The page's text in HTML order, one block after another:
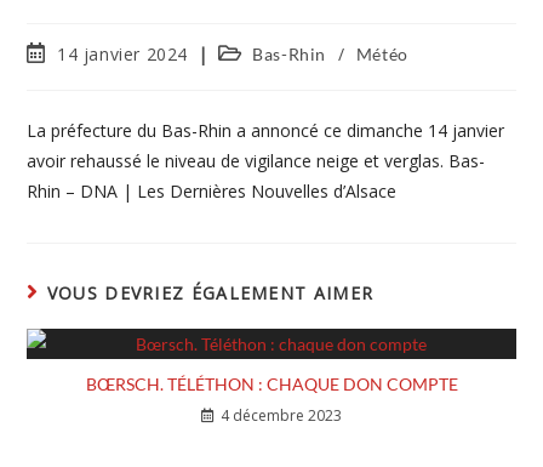
14 janvier 2024 Bas-Rhin / Météo
La préfecture du Bas-Rhin a annoncé ce dimanche 14 janvier
avoir rehaussé le niveau de vigilance neige et verglas. Bas-
Rhin – DNA | Les Dernières Nouvelles d’Alsace
VOUS DEVRIEZ ÉGALEMENT AIMER
BŒRSCH. TÉLÉTHON : CHAQUE DON COMPTE
4 décembre 2023